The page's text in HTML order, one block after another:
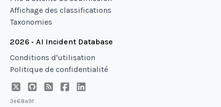
Affichage des classifications
Taxonomies
2026 - AI Incident Database
Conditions d'utilisation
Politique de confidentialité
3e68a9f